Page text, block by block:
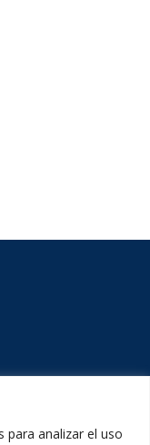
para analizar el uso